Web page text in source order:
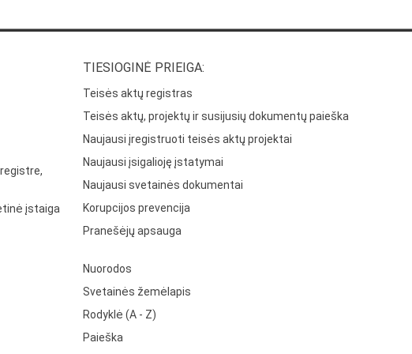
įstaiga
TIESIOGINĖ PRIEIGA:
Teisės aktų registras
Teisės aktų, projektų ir susijusių dokumentų paieška
Naujausi įregistruoti teisės aktų projektai
Naujausi įsigalioję įstatymai
Naujausi svetainės dokumentai
Korupcijos prevencija
Pranešėjų apsauga
Nuorodos
Svetainės žemėlapis
Rodyklė (A - Z)
Paieška